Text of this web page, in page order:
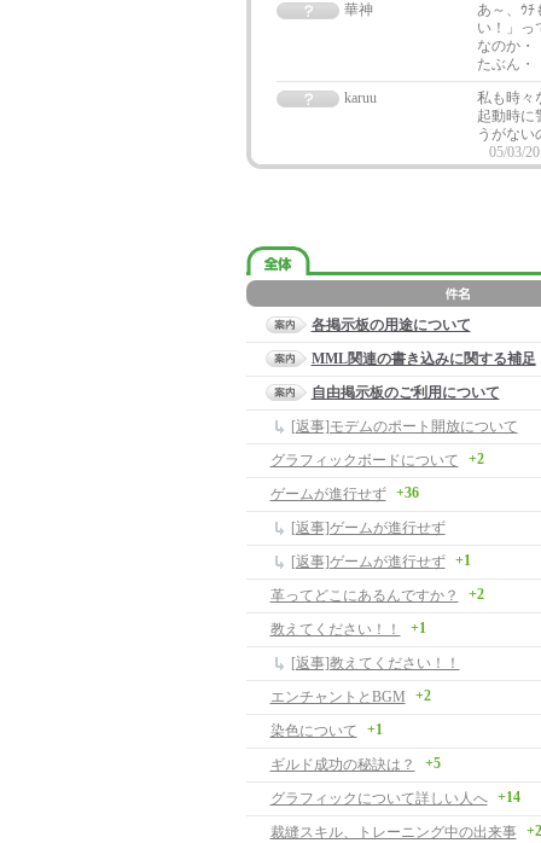
華神
あ～、ｳﾁ
い！」っ
なのか・
たぶん・
karuu
私も時々
起動時に
うがない
05/03/
各掲示板の用途について
MML関連の書き込みに関する補足
自由掲示板のご利用について
[返事]モデムのポート開放について
グラフィックボードについて
+2
ゲームが進行せず +36
[返事]ゲームが進行せず
[返事]ゲームが進行せず
+1
革ってどこにあるんですか？ +2
教えてください！！ +1
[返事]教えてください！！
エンチャントとBGM
+2
染色について +1
ギルド成功の秘訣は？ +5
グラフィックについて詳しい人へ +14
裁縫スキル、トレーニング中の出来事 +2